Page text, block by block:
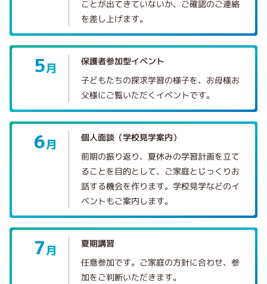
ことが出てきていないか、ご確認のご連絡
を差し上げます。
5月 保護者参加型イベント
子どもたちの探求学習の様子を、お母様お
父様にご覧いただくイベントです。
6月 個人面談（学校見学案内）
前期の振り返り、夏休みの学習計画を立て
ることを目的として、ご家庭とじっくりお
話する機会を作ります。学校見学などのイ
ベントもご案内します。
7月 夏期講習
任意参加です。ご家庭の方針に合わせ、参
加をご判断いただきます。